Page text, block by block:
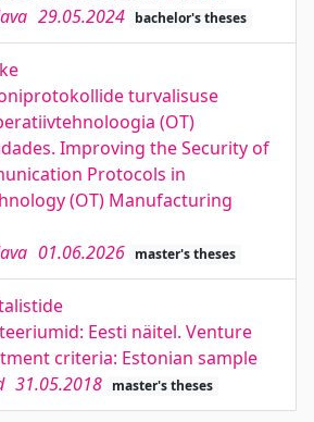
29.05.2024 bachelor's theses
turvalisuse
(OT)
Improving the Security of
Protocols in
(OT) Manufacturing
01.06.2026 master's theses
Eesti näitel. Venture
criteria: Estonian sample
31.05.2018 master's theses